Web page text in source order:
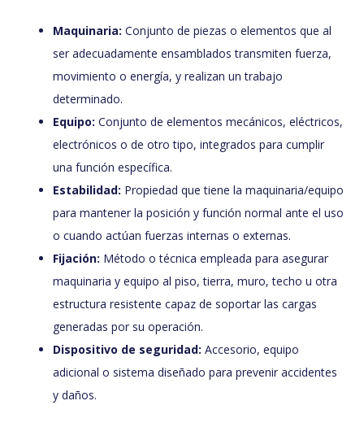
Maquinaria: Conjunto de piezas o elementos que al
ser adecuadamente ensamblados transmiten fuerza,
movimiento o energía, y realizan un trabajo
determinado.
Equipo: Conjunto de elementos mecánicos, eléctricos,
electrónicos o de otro tipo, integrados para cumplir
una función específica.
Estabilidad: Propiedad que tiene la maquinaria/equipo
para mantener la posición y función normal ante el uso
o cuando actúan fuerzas internas o externas.
Fijación: Método o técnica empleada para asegurar
maquinaria y equipo al piso, tierra, muro, techo u otra
estructura resistente capaz de soportar las cargas
generadas por su operación.
Dispositivo de seguridad: Accesorio, equipo
adicional o sistema diseñado para prevenir accidentes
y daños.